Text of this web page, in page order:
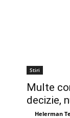
Stiri
Multe
decizie,
Helerman